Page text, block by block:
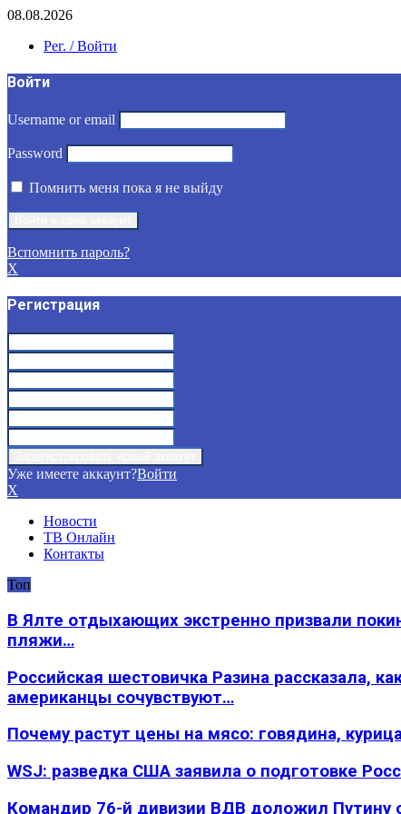
08.08.2026
Рег. / Войти
Войти
Username or email
Password
Помнить меня пока я не выйду
Вспомнить пароль?
X
Регистрация
Уже имеете аккаунт?Войти
X
Новости
ТВ Онлайн
Контакты
Топ
В Ялте отдыхающих экстренно призвали
пляжи…
Российская шестовичка Разина рассказала,
американцы сочувствуют…
Почему растут цены на мясо: говядина,
WSJ: разведка США заявила о подготовке
Командир 76-й дивизии ВДВ доложил Путину